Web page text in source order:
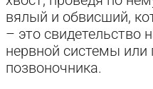
вялый и обвисший,
– это свидетельство
нервной системы или
позвоночника.